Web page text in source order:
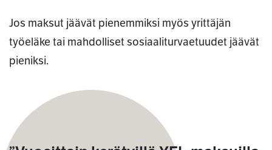
Jos maksut jäävät pienemmiksi myös yrittäjän
työeläke tai mahdolliset sosiaaliturvaetuudet jäävät
pieniksi.